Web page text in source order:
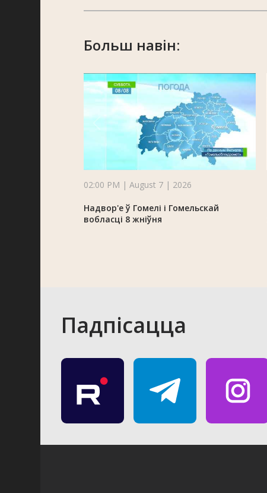
Больш навін:
02:00 PM | August 7 | 2026
Надвор'е ў Гомелі і Гомельскай
вобласці 8 жніўня
Падпісацца